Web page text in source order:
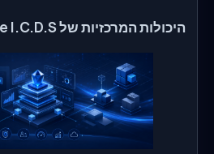
היכולות המרכזיות של Sapphire I.C.D.S.